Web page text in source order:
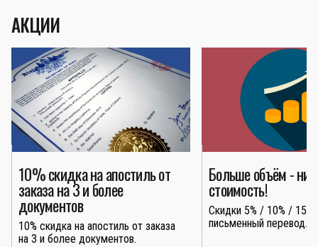
АКЦИИ
10% скидка на апостиль от
заказа на 3 и более
документов
10% скидка на апостиль от заказа
на 3 и более документов.
Больше объём -
стоимость!
Скидки 5% / 10% / 15%
письменный перевод.